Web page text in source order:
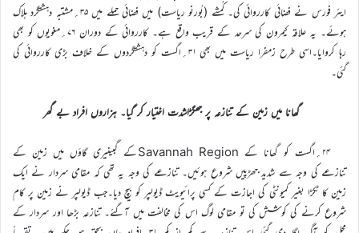
ایئر فورس نے فضائی کارروائی کی۔ کُمشے (بُورنو ریاست) میں فضائی حملے میں ۳۵؍مشتبہ دہشتگرد ہلاک
ہوئے۔ یہ علاقہ کیمرون کی سرحد کے قریب واقع ہے۔ کارروائی کے دوران ۷۶؍مغویوں کو بھی
رہا کروایا۔اسی طرح زمفرا ریاست میں بھی ۳۱؍اگست کو دہشتگردوں کے خلاف بڑی کارروائی کی
گئی۔
گھانا میں زمین کے تنازعہ پر جھگڑاشدت اختیار کر گیا۔ ہزاروں افراد بے گھر
۲۴؍اگست کو گھانا کے Savannah Regionکے گبینیری گاؤں میں زمین کے
تنازعے کی وجہ سے شدید جھڑپیں شروع ہوئیں۔ تنازعے کی وجہ یہ تھی کہ مقامی سردار نے ایک
زمین کا ٹکڑا بغیر کمیونٹی کی اجازت کے کسی پرائیویٹ ڈیولپر کو بیچ دیا۔جب ڈیولپر نے زمین پر کام
شروع کرنے کی کوشش کی تو مقامی لوگ اس کی مخالفت میں آگئے۔ تنازعہ بڑھا اور سردار کے